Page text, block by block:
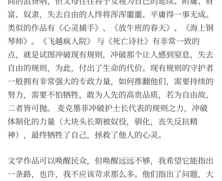
富、奴隶，失去自由的人终将浑浑噩噩、平庸得一事无成。
类似的作品有《心灵捕手》、《放牛班的春天》、《海上钢
琴师》。《飞越疯人院》 与《死亡诗社》有非常一致的
点，就是试图冲破现有规则，冲破那个让人感到窒息，失去
自由的规则，为此，付出了生命的代价。现有规则的守护者
一般拥有非常强大的专政力量，如何推翻他们，需要持续的
努力，需要不怕牺牲，敢为人先的高贵品质，若为自由故，
二者皆可抛。 麦克墨菲冲破护士长代表的规则之力，冲破
体制化的力量（大块头长期被奴役，驯化，丧失反抗精
神），最终牺牲了自己，拯救了他人的心灵。
文学作品可以唤醒民众，但唤醒远远不够，我希望它能指出
一条路，也许，我不应该苛求那么多。他们指出了问题，大